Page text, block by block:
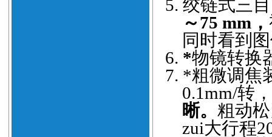
5. 绞链式三
～75 mm，
同时看到
6. *物镜转换
7. *粗微调焦
0.1mm/转，
晰。 粗动
zui大行程